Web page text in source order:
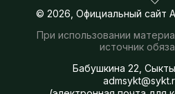
© 2026, Официальный сайт
При использовании
источник
Бабушкина 22,